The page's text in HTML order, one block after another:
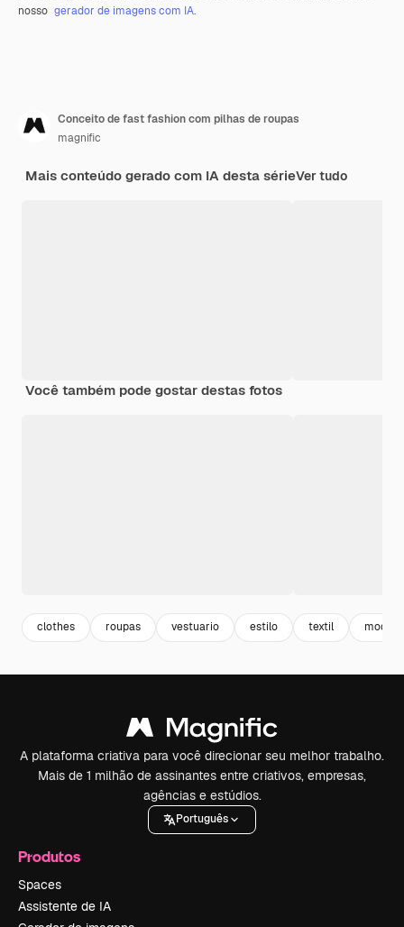
nosso gerador de imagens com IA.
Conceito de fast fashion com pilhas de roupas
magnific
Mais conteúdo gerado com IA desta sérieVer tudo
Você também pode gostar destas fotos
clothes roupas vestuario estilo textil moda
A plataforma criativa para você direcionar seu melhor trabalho.
Mais de 1 milhão de assinantes entre criativos, empresas,
agências e estúdios.
Português
Produtos
Spaces
Assistente de IA